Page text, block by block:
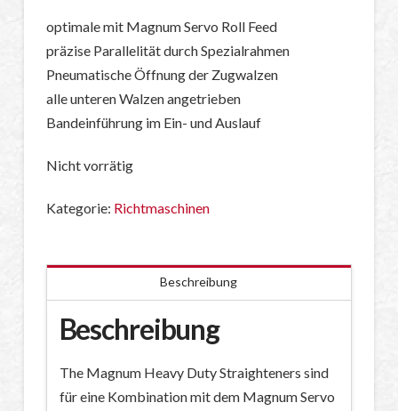
optimale mit Magnum Servo Roll Feed
präzise Parallelität durch Spezialrahmen
Pneumatische Öffnung der Zugwalzen
alle unteren Walzen angetrieben
Bandeinführung im Ein- und Auslauf
Nicht vorrätig
Kategorie: Richtmaschinen
Beschreibung
Beschreibung
The Magnum Heavy Duty Straighteners sind
für eine Kombination mit dem Magnum Servo